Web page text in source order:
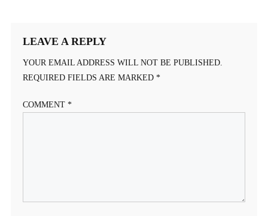
LEAVE A REPLY
YOUR EMAIL ADDRESS WILL NOT BE PUBLISHED.
REQUIRED FIELDS ARE MARKED *
COMMENT *